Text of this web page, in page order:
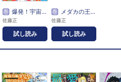
巻 爆発！宇宙クマさん タータ・ベア＆菊千代くん
佐藤正
試し読み
巻 メダカの王国
佐藤正
試し読み